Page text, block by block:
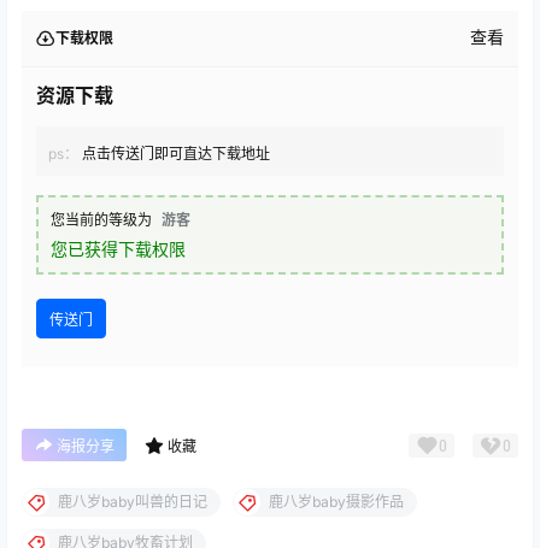
下载权限 查看
资源下载
ps： 点击传送门即可直达下载地址
您当前的等级为 游客
您已获得下载权限
传送门
海报分享 收藏 0 0
鹿八岁baby叫兽的日记 鹿八岁baby摄影作品
鹿八岁baby牧畜计划